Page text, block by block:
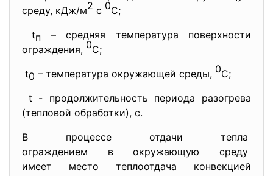
среду, кДж/м2 с 0С;
tп – средняя температура поверхности
ограждения, 0С;
t0 – температура окружающей среды, 0С;
t - продолжительность периода разогрева
(тепловой обработки), с.
В процессе отдачи тепла
ограждением в окружающую среду
имеет место теплоотдача конвекцией